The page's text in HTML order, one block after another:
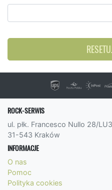
ROCK-SERWIS
ul. płk. Francesco Nullo 28/LU3
31-543 Kraków
INFORMACJE
O nas
Pomoc
Polityka cookies